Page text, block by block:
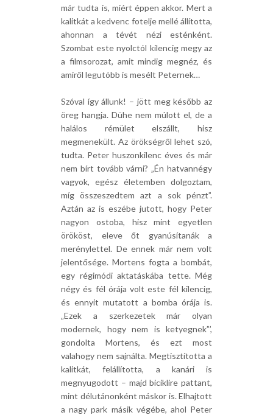
már tudta is, miért éppen akkor. Mert a
kalitkát a kedvenc fotelje mellé állította,
ahonnan a tévét nézi esténként.
Szombat este nyolctól kilencig megy az
a filmsorozat, amit mindig megnéz, és
amiről legutóbb is mesélt Peternek…
Szóval így állunk! – jött meg később az
öreg hangja. Dühe nem múlott el, de a
halálos rémület elszállt, hisz
megmenekült. Az örökségről lehet szó,
tudta. Peter huszonkilenc éves és már
nem bírt tovább várni? „Én hatvannégy
vagyok, egész életemben dolgoztam,
míg összeszedtem azt a sok pénzt”.
Aztán az is eszébe jutott, hogy Peter
nagyon ostoba, hisz mint egyetlen
örököst, eleve őt gyanúsítanák a
merénylettel. De ennek már nem volt
jelentősége. Mortens fogta a bombát,
egy régimódi aktatáskába tette. Még
négy és fél órája volt este fél kilencig,
és ennyit mutatott a bomba órája is.
„Ezek a szerkezetek már olyan
modernek, hogy nem is ketyegnek”’,
gondolta Mortens, és ezt most
valahogy nem sajnálta. Megtisztította a
kalitkát, felállította, a kanári is
megnyugodott – majd biciklire pattant,
mint délutánonként máskor is. Elhajtott
a nagy park másik végébe, ahol Peter